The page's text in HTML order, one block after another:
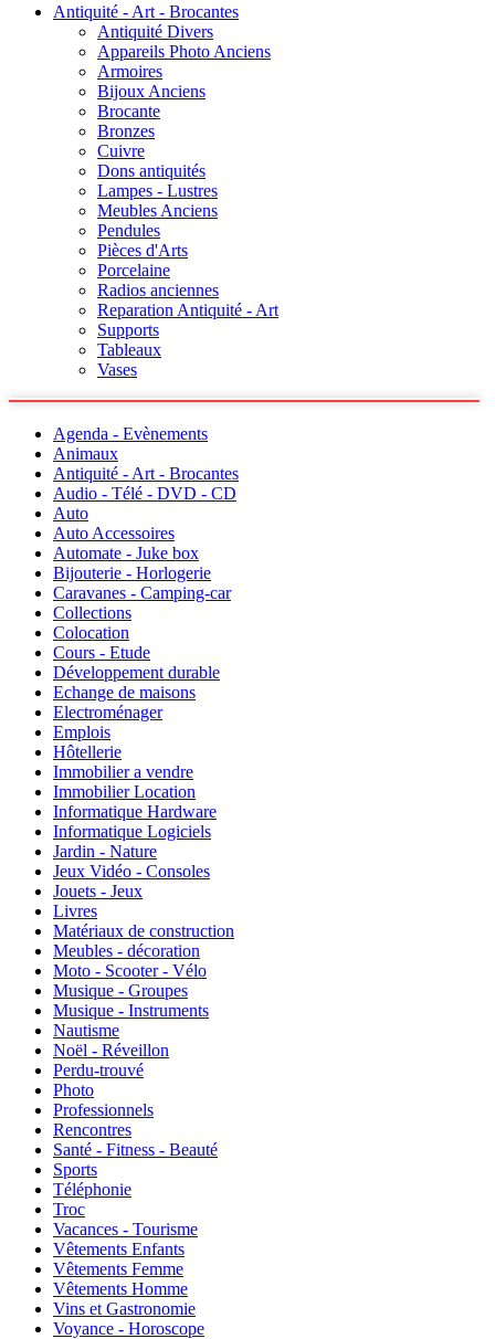
Antiquité - Art - Brocantes
Antiquité Divers
Appareils Photo Anciens
Armoires
Bijoux Anciens
Brocante
Bronzes
Cuivre
Dons antiquités
Lampes - Lustres
Meubles Anciens
Pendules
Pièces d'Arts
Porcelaine
Radios anciennes
Reparation Antiquité - Art
Supports
Tableaux
Vases
Agenda - Evènements
Animaux
Antiquité - Art - Brocantes
Audio - Télé - DVD - CD
Auto
Auto Accessoires
Automate - Juke box
Bijouterie - Horlogerie
Caravanes - Camping-car
Collections
Colocation
Cours - Etude
Développement durable
Echange de maisons
Electroménager
Emplois
Hôtellerie
Immobilier a vendre
Immobilier Location
Informatique Hardware
Informatique Logiciels
Jardin - Nature
Jeux Vidéo - Consoles
Jouets - Jeux
Livres
Matériaux de construction
Meubles - décoration
Moto - Scooter - Vélo
Musique - Groupes
Musique - Instruments
Nautisme
Noël - Réveillon
Perdu-trouvé
Photo
Professionnels
Rencontres
Santé - Fitness - Beauté
Sports
Téléphonie
Troc
Vacances - Tourisme
Vêtements Enfants
Vêtements Femme
Vêtements Homme
Vins et Gastronomie
Voyance - Horoscope